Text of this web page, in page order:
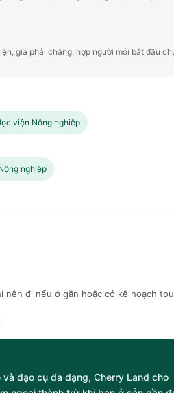
giá phải chăng, hợp người mới bắt đầu
viện Nông nghiệp
nghiệp
nên đi nếu ở gần hoặc có kế hoạch
đạo cụ đa dạng, Cherry Land cho